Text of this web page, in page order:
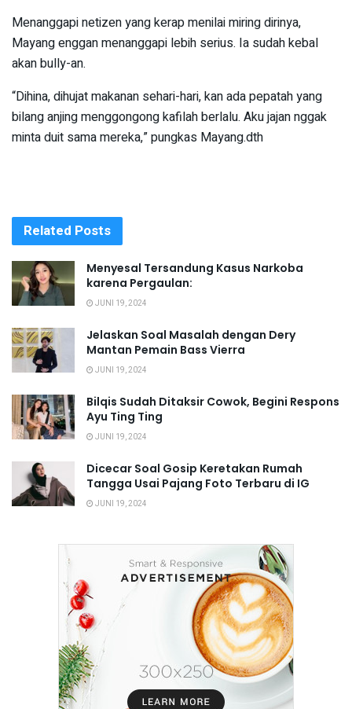
Menanggapi netizen yang kerap menilai miring dirinya,
Mayang enggan menanggapi lebih serius. Ia sudah kebal
akan bully-an.
“Dihina, dihujat makanan sehari-hari, kan ada pepatah yang
bilang anjing menggongong kafilah berlalu. Aku jajan nggak
minta duit sama mereka,” pungkas Mayang.dth
Related Posts
Menyesal Tersandung Kasus Narkoba
karena Pergaulan:
JUNI 19, 2024
Jelaskan Soal Masalah dengan Dery
Mantan Pemain Bass Vierra
JUNI 19, 2024
Bilqis Sudah Ditaksir Cowok, Begini Respons
Ayu Ting Ting
JUNI 19, 2024
Dicecar Soal Gosip Keretakan Rumah
Tangga Usai Pajang Foto Terbaru di IG
JUNI 19, 2024